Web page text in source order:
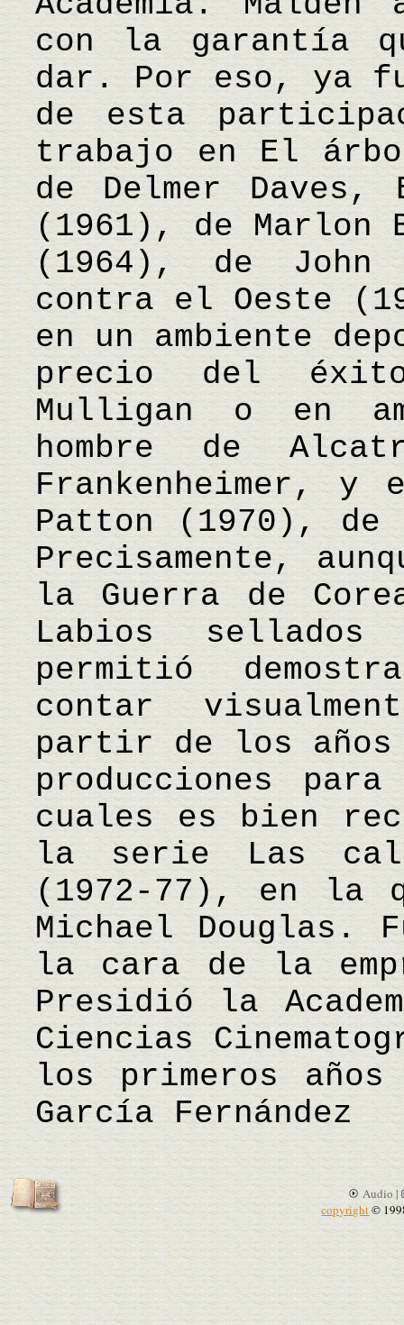
con la garantía
dar. Por eso, ya
de esta
trabajo en El
de Delmer
(1961), de Marlon
(1964), de John
contra el Oeste
en un ambiente
precio del
Mulligan o en
hombre de
Frankenheimer, y
Patton (1970),
Precisamente,
la Guerra de
Labios
permitió
contar
partir de los
producciones
cuales es bien
la serie Las
(1972-77), en la
Michael Douglas.
la cara de la
Presidió la
Ciencias
los primeros
García Fernández
Audio |
copyright©